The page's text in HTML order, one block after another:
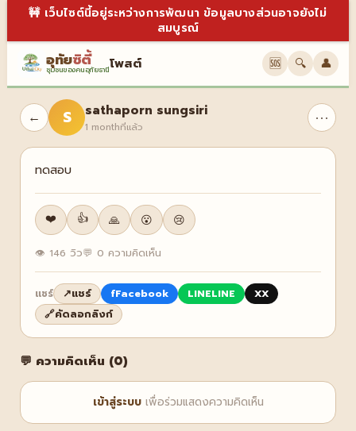
🚧 เว็บไซต์นี้อยู่ระหว่างการพัฒนา ข้อมูลบางส่วนอาจยังไม่
สมบูรณ์
อุทัยซิตี้
ชุมชนของคนอุทัยธานีโพสต์ 🆘 🔍 👤
← S sathaporn sungsiri
1 monthที่แล้ว ⋯
ทดสอบ
❤️ 👍 🙏 😮 😢
👁 146 วิว💬 0 ความคิดเห็น
แชร์ ↗แชร์ fFacebook LINELINE XX
🔗คัดลอกลิงก์
💬 ความคิดเห็น (0)
เข้าสู่ระบบเพื่อร่วมแสดงความคิดเห็น